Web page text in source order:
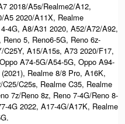
2018/A5s/Realme2/A12,
A5 2020/A11X, Realme
4G, A8/A31 2020, A52/A72/A92,
5, Reno6-5G, Reno 6z-
A15/A15s, A73 2020/F17,
A74-5G/A54-5G, Oppo A94-
Realme 8/8 Pro, A16K,
C25s, Realme C35, Realme
7z/Reno 8z, Reno 7-4G/Reno 8-
4G 2022, A17-4G/A17K, Realme